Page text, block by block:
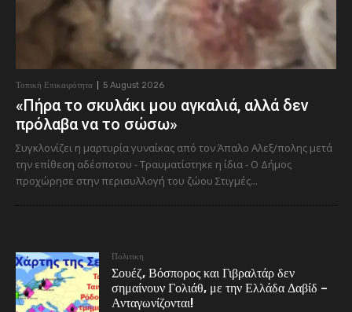
Τοπική Επικαιρότητα 5 August 2026
«Πήρα το σκυλάκι μου αγκαλιά, αλλά δεν
πρόλαβα να το σώσω»
Συγκλονίζει η μαρτυρία γυναίκας από τον Άπαλο Αλεξ/πολης μετά
την επίθεση αδέσποτου - Τραυματίστηκε η ίδια - Ο Δήμος
προχώρησε στην περισυλλογή του ζώου Στιγμές...
Πολιτικη
Σουέζ, Βόσπορος και Γιβραλτάρ δεν
σημαίνουν Γολιάθ, με την Ελλάδα Δαβίδ –
Ανταγωνίζονται!